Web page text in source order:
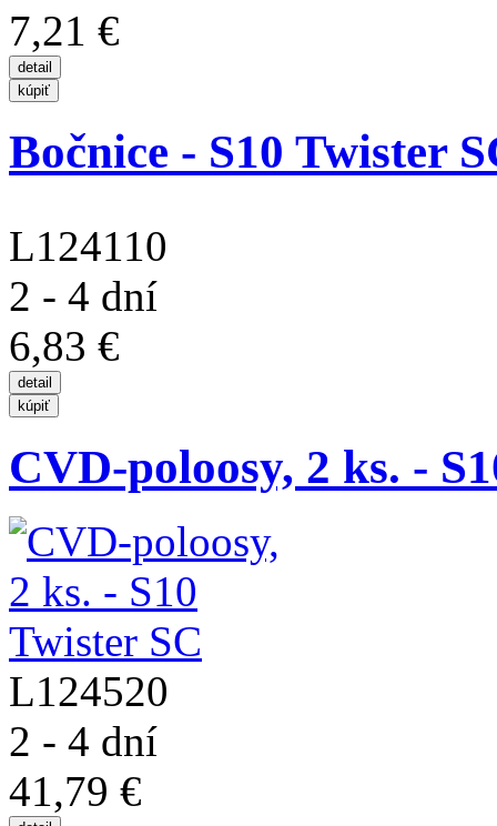
7,21 €
Bočnice - S10 Twister
L124110
2 - 4 dní
6,83 €
CVD-poloosy, 2 ks. -
L124520
2 - 4 dní
41,79 €